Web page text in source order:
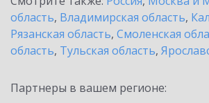
область, Владимирская область,
Рязанская область, Смоленская
область, Тульская область,
Партнеры в вашем регионе: